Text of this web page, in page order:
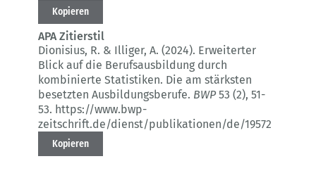
Kopieren
APA Zitierstil
Dionisius, R. & Illiger, A. (2024). Erweiterter
Blick auf die Berufsausbildung durch
kombinierte Statistiken. Die am stärksten
besetzten Ausbildungsberufe. BWP53 (2), 51-
53. https://www.bwp-
zeitschrift.de/dienst/publikationen/de/19572
Kopieren